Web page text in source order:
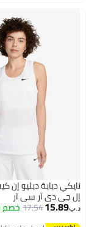
نايكي دبابة دبليو إن
إل جي دي آر سي آر
د.ب‏15.89
17.54خصم 9%